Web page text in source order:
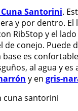
Santorini.
y por dentro. El
RibStop y el
de conejo. Puede
base es
al agua y es
y en gris-